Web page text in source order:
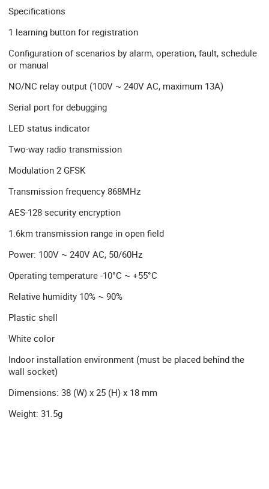
Specifications
1 learning button for registration
Configuration of scenarios by alarm, operation, fault, schedule
or manual
NO/NC relay output (100V ~ 240V AC, maximum 13A)
Serial port for debugging
LED status indicator
Two-way radio transmission
Modulation 2 GFSK
Transmission frequency 868MHz
AES-128 security encryption
1.6km transmission range in open field
Power: 100V ~ 240V AC, 50/60Hz
Operating temperature -10°C ~ +55°C
Relative humidity 10% ~ 90%
Plastic shell
White color
Indoor installation environment (must be placed behind the
wall socket)
Dimensions: 38 (W) x 25 (H) x 18 mm
Weight: 31.5g